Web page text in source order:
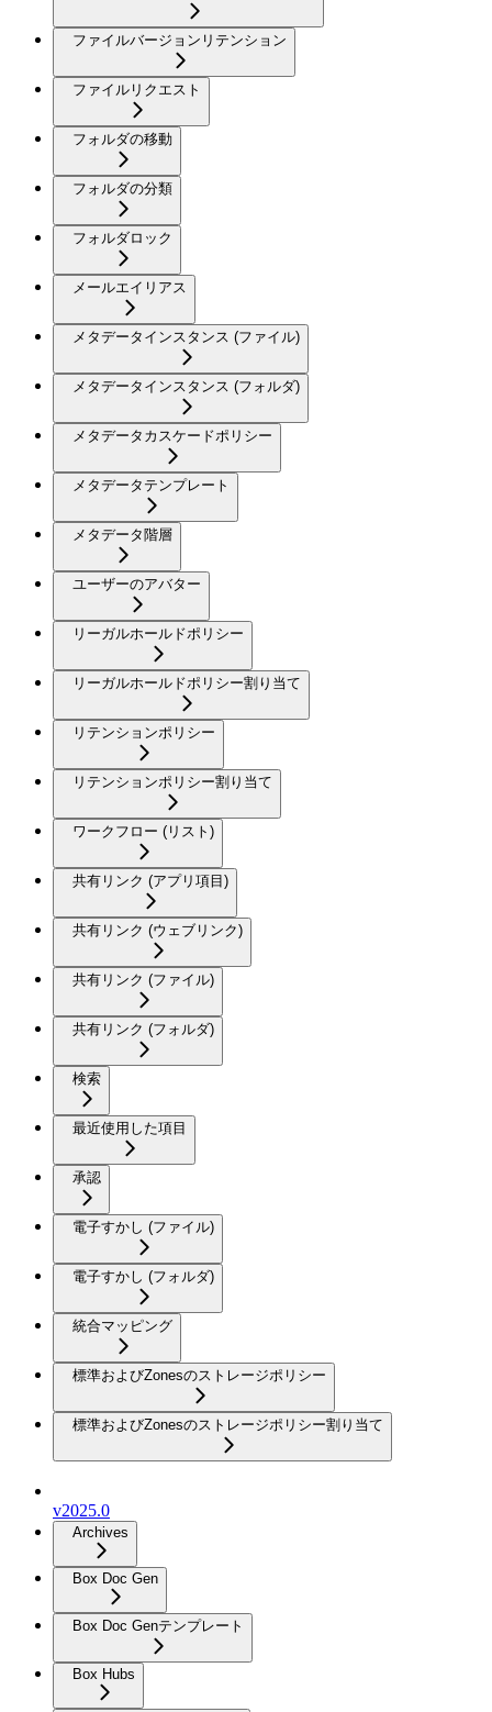
ファイルバージョンリテンション
ファイルリクエスト
フォルダの移動
フォルダの分類
フォルダロック
メールエイリアス
メタデータインスタンス (ファイル)
メタデータインスタンス (フォルダ)
メタデータカスケードポリシー
メタデータテンプレート
メタデータ階層
ユーザーのアバター
リーガルホールドポリシー
リーガルホールドポリシー割り当て
リテンションポリシー
リテンションポリシー割り当て
ワークフロー (リスト)
共有リンク (アプリ項目)
共有リンク (ウェブリンク)
共有リンク (ファイル)
共有リンク (フォルダ)
検索
最近使用した項目
承認
電子すかし (ファイル)
電子すかし (フォルダ)
統合マッピング
標準およびZonesのストレージポリシー
標準およびZonesのストレージポリシー割り当て
v2025.0
Archives
Box Doc Gen
Box Doc Genテンプレート
Box Hubs